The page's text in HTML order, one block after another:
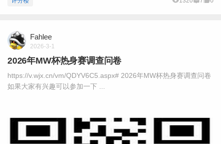
Fahlee
2026-3-1
2026年MW杯热身赛调查问卷
https://v.wjx.cn/vm/QDYV6C5.aspx# 2026年MW杯热身赛调查问卷
如果大家有兴趣可以参加一下 ...